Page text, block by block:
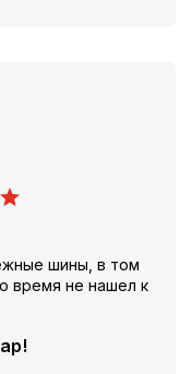
шины, в том
время не нашел к